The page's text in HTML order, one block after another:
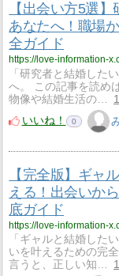
【出会い方5選
あなたへ！職場
全ガイド
https://love-information-
「研究者と結婚した
へ。 この記事を読め
物像や結婚生活の…
いいね！
0
【完全版】ギャ
える！出会いか
底ガイド
https://love-information-
「ギャルと結婚した
いを叶えるための完
言うと、正しい知…